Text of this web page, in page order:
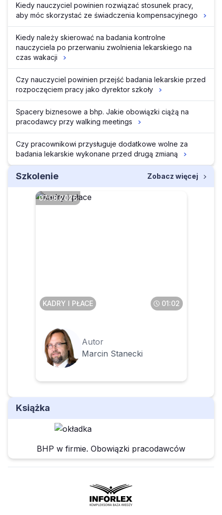
Kiedy nauczyciel powinien rozwiązać stosunek pracy,
aby móc skorzystać ze świadczenia kompensacyjnego
Kiedy należy skierować na badania kontrolne
nauczyciela po przerwaniu zwolnienia lekarskiego na
czas wakacji
Czy nauczyciel powinien przejść badania lekarskie przed
rozpoczęciem pracy jako dyrektor szkoły
Spacery biznesowe a bhp. Jakie obowiązki ciążą na
pracodawcy przy walking meetings
Czy pracownikowi przysługuje dodatkowe wolne za
badania lekarskie wykonane przed drugą zmianą
Szkolenie Zobacz więcej
07.08.2026
KADRY I PŁACE 01:02
Autor
Marcin Stanecki
Książka
BHP w firmie. Obowiązki pracodawców